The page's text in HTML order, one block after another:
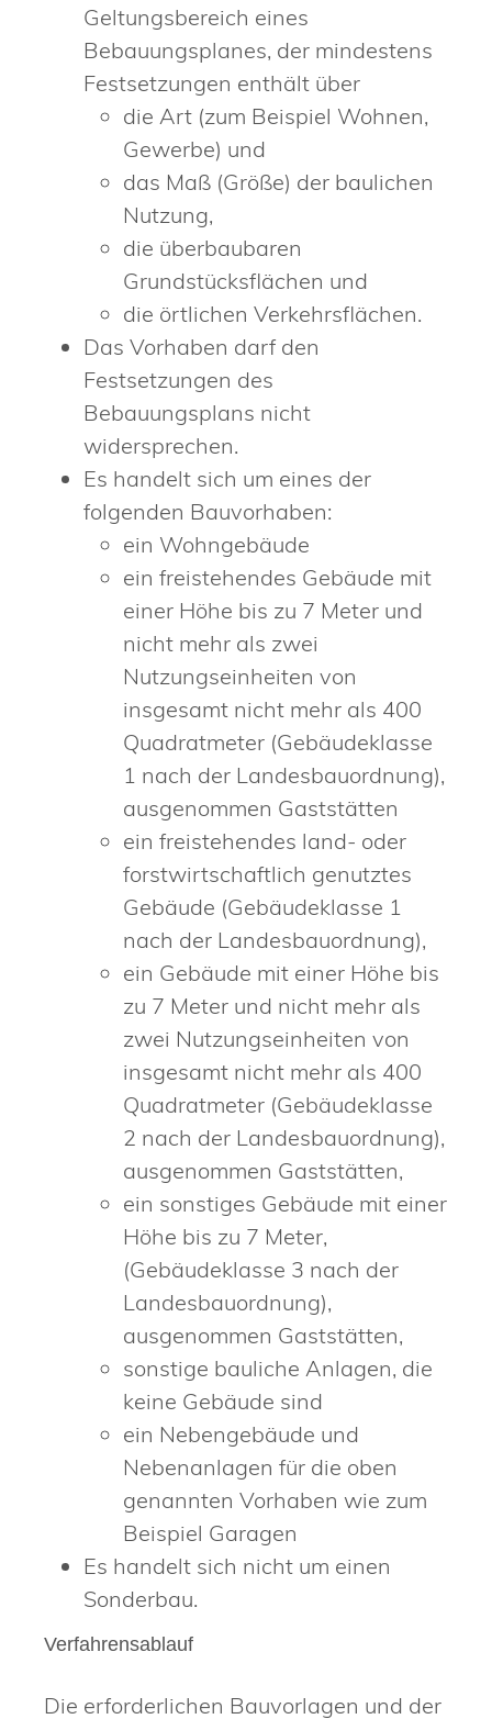
Geltungsbereich eines
Bebauungsplanes, der mindestens
Festsetzungen enthält über
die Art (zum Beispiel Wohnen,
Gewerbe) und
das Maß (Größe) der baulichen
Nutzung,
die überbaubaren
Grundstücksflächen und
die örtlichen Verkehrsflächen.
Das Vorhaben darf den
Festsetzungen des
Bebauungsplans nicht
widersprechen.
Es handelt sich um eines der
folgenden Bauvorhaben:
ein Wohngebäude
ein freistehendes Gebäude mit
einer Höhe bis zu 7 Meter und
nicht mehr als zwei
Nutzungseinheiten von
insgesamt nicht mehr als 400
Quadratmeter (Gebäudeklasse
1 nach der Landesbauordnung),
ausgenommen Gaststätten
ein freistehendes land- oder
forstwirtschaftlich genutztes
Gebäude (Gebäudeklasse 1
nach der Landesbauordnung),
ein Gebäude mit einer Höhe bis
zu 7 Meter und nicht mehr als
zwei Nutzungseinheiten von
insgesamt nicht mehr als 400
Quadratmeter (Gebäudeklasse
2 nach der Landesbauordnung),
ausgenommen Gaststätten,
ein sonstiges Gebäude mit einer
Höhe bis zu 7 Meter,
(Gebäudeklasse 3 nach der
Landesbauordnung),
ausgenommen Gaststätten,
sonstige bauliche Anlagen, die
keine Gebäude sind
ein Nebengebäude und
Nebenanlagen für die oben
genannten Vorhaben wie zum
Beispiel Garagen
Es handelt sich nicht um einen
Sonderbau.
Verfahrensablauf
Die erforderlichen Bauvorlagen und der